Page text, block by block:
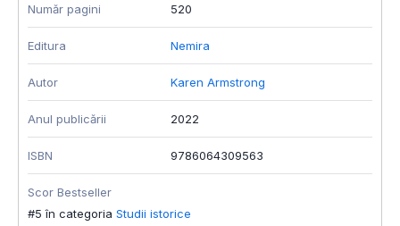
Număr pagini 520
Editura Nemira
Autor Karen Armstrong
Anul publicării 2022
ISBN 9786064309563
Scor Bestseller
#5 în categoria Studii istorice